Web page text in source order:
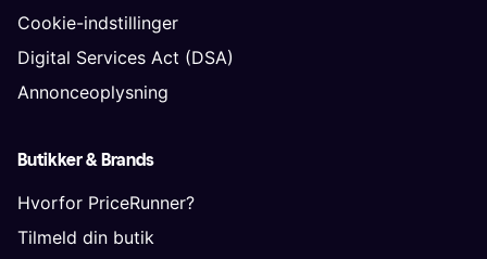
Cookie-indstillinger
Digital Services Act (DSA)
Annonceoplysning
Butikker & Brands
Hvorfor PriceRunner?
Tilmeld din butik